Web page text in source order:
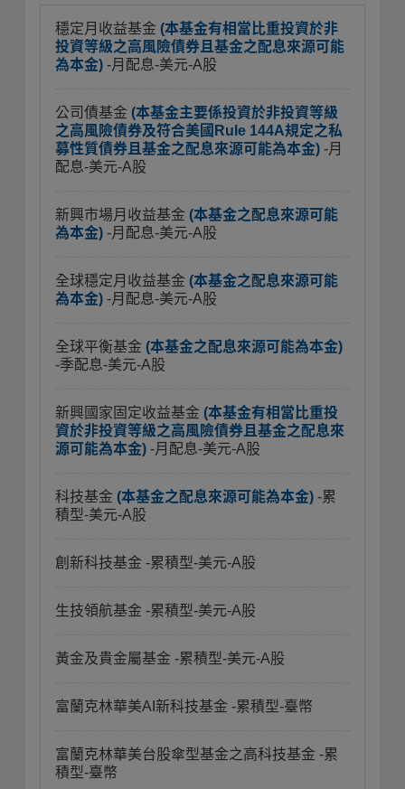
穩定月收益基金 (本基金有相當比重投資於非
投資等級之高風險債券且基金之配息來源可能
為本金) -月配息-美元-A股
公司債基金 (本基金主要係投資於非投資等級
之高風險債券及符合美國Rule 144A規定之私
募性質債券且基金之配息來源可能為本金) -月
配息-美元-A股
新興市場月收益基金 (本基金之配息來源可能
為本金) -月配息-美元-A股
全球穩定月收益基金 (本基金之配息來源可能
為本金) -月配息-美元-A股
全球平衡基金 (本基金之配息來源可能為本金)
-季配息-美元-A股
新興國家固定收益基金 (本基金有相當比重投
資於非投資等級之高風險債券且基金之配息來
源可能為本金) -月配息-美元-A股
科技基金 (本基金之配息來源可能為本金) -累
積型-美元-A股
創新科技基金 -累積型-美元-A股
生技領航基金 -累積型-美元-A股
黃金及貴金屬基金 -累積型-美元-A股
富蘭克林華美AI新科技基金 -累積型-臺幣
富蘭克林華美台股傘型基金之高科技基金 -累
積型-臺幣